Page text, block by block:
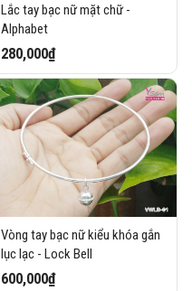
Lắc tay bạc nữ mặt chữ -
Alphabet
280,000₫
Vòng tay bạc nữ kiểu khóa gắn
lục lạc - Lock Bell
600,000₫